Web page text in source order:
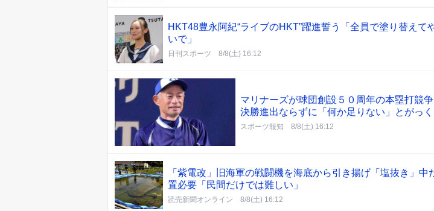
HKT48豊永阿紀“ライブのHKT”躍進誓う「全員で塗り替えて
いで」
日刊スポーツ 8/8(土) 16:12
マリナーズが球団創設５０周年の本塁打競
決勝進出ならずに「何か足りない」とがっく
スポーツ報知 8/8(土) 16:12
「紫電改」旧海軍の戦闘機を海底から引き揚げ「塩抜き」
置必要「民間だけでは難しい」
読売新聞オンライン 8/8(土) 16:12